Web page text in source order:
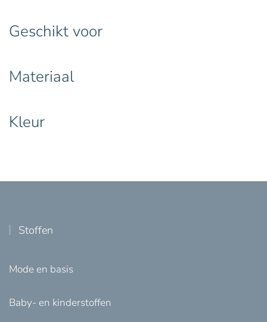
Geschikt voor
Materiaal
Kleur
Stoffen
Mode en basis
Baby- en kinderstoffen